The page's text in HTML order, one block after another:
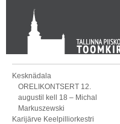
Toom-Kooli 6, 10130 TALLINN
tallinna.toom
+372 644 4140
Kesknädala
ORELIKONTSERT 12.
augustil kell 18 – Michal
Markuszewski
Karijärve Keelpilliorkestri